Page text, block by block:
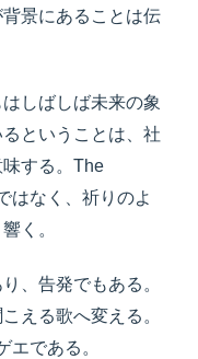
景にあることは伝
しばしば未来の象
ということは、社
する。The
はなく、祈りのよ
く。
、告発でもある。
える歌へ変える。
エである。